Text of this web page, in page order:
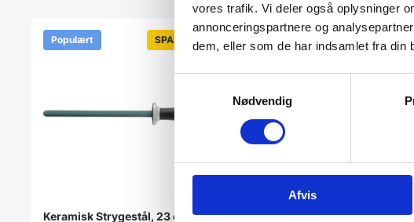
vores trafik. Vi deler også oplysninger
annonceringspartnere og
dem, eller som de har indsamlet fra din
Nødvendig
Afvis
Populært SPAR 45%
Keramisk Strygestål, 23 cm –
SPAR 30%
Diamant strygestål 26 cm –